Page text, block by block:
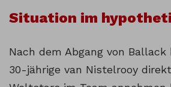
Situation im
Nach dem Abgang von
30-jährige van Nistelrooy